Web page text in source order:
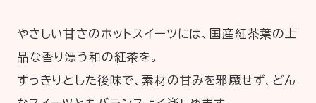
やさしい甘さのホットスイーツには、国産紅茶葉の上
品な香り漂う和の紅茶を。
すっきりとした後味で、素材の甘みを邪魔せず、どん